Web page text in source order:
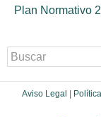
Plan Normativo
Aviso Legal